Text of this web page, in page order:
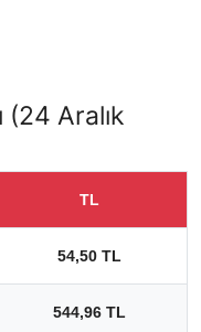
(24 Aralık
TL
54,50 TL
544,96 TL